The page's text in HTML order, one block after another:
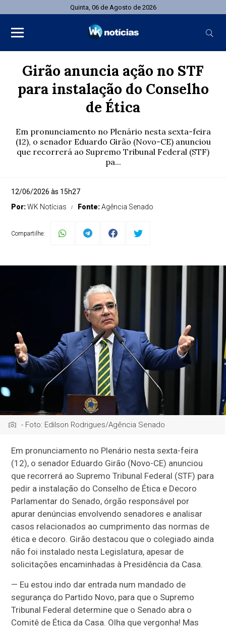
Quinta, 06 de Agosto de 2026
Girão anuncia ação no STF
para instalação do Conselho
de Ética
Em pronunciamento no Plenário nesta sexta-feira
(12), o senador Eduardo Girão (Novo-CE) anunciou
que recorrerá ao Supremo Tribunal Federal (STF)
pa...
12/06/2026 às 15h27
Por:WK Notícias Fonte:Agência Senado
Compartilhe:
- Foto: Edilson Rodrigues/Agência Senado
Em pronunciamento no Plenário nesta sexta-feira
(12), o senador Eduardo Girão (Novo-CE) anunciou
que recorrerá ao Supremo Tribunal Federal (STF) para
pedir a instalação do Conselho de Ética e Decoro
Parlamentar do Senado, órgão responsável por
apurar denúncias envolvendo senadores e analisar
casos relacionados ao cumprimento das normas de
ética e decoro. Girão destacou que o colegiado ainda
não foi instalado nesta Legislatura, apesar de
solicitações encaminhadas à Presidência da Casa.
— Eu estou indo dar entrada num mandado de
segurança do Partido Novo, para que o Supremo
Tribunal Federal determine que o Senado abra o
Comitê de Ética da Casa. Olha que vergonha! Mas